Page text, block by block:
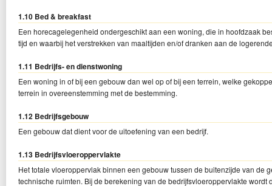
1.10 Bed & breakfast
Een horecagelegenheid ondergeschikt aan een woning, die in hoofdzaak
tijd en waarbij het verstrekken van maaltijden en/of dranken aan de
1.11 Bedrijfs- en dienstwoning
Een woning in of bij een gebouw dan wel op of bij een terrein, welke
terrein in overeenstemming met de bestemming.
1.12 Bedrijfsgebouw
Een gebouw dat dient voor de uitoefening van een bedrijf.
1.13 Bedrijfsvloeroppervlakte
Het totale vloeroppervlak binnen een gebouw tussen de buitenzijde van de
technische ruimten. Bij de berekening van de bedrijfsvloeroppervlakte